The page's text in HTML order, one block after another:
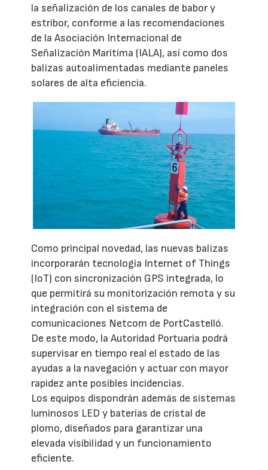
la señalización de los canales de babor y
estribor, conforme a las recomendaciones
de la Asociación Internacional de
Señalización Marítima (IALA), así como dos
balizas autoalimentadas mediante paneles
solares de alta eficiencia.
Como principal novedad, las nuevas balizas
incorporarán tecnología Internet of Things
(IoT) con sincronización GPS integrada, lo
que permitirá su monitorización remota y su
integración con el sistema de
comunicaciones Netcom de PortCastelló.
De este modo, la Autoridad Portuaria podrá
supervisar en tiempo real el estado de las
ayudas a la navegación y actuar con mayor
rapidez ante posibles incidencias.
Los equipos dispondrán además de sistemas
luminosos LED y baterías de cristal de
plomo, diseñados para garantizar una
elevada visibilidad y un funcionamiento
eficiente.